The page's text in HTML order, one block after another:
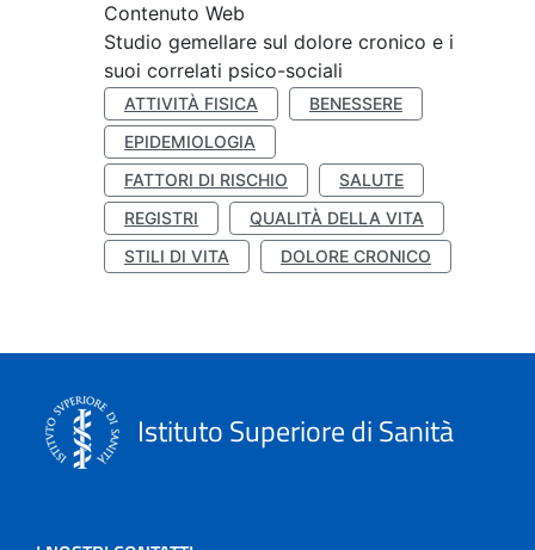
Contenuto Web
Studio gemellare sul dolore cronico e i
suoi correlati psico-sociali
ATTIVITÀ FISICA
BENESSERE
EPIDEMIOLOGIA
FATTORI DI RISCHIO
SALUTE
REGISTRI
QUALITÀ DELLA VITA
STILI DI VITA
DOLORE CRONICO
Istituto Superiore di Sanità